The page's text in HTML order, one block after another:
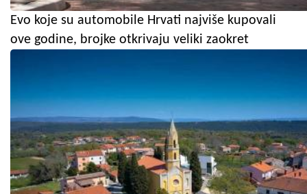
Evo koje su automobile Hrvati najviše kupovali
ove godine, brojke otkrivaju veliki zaokret